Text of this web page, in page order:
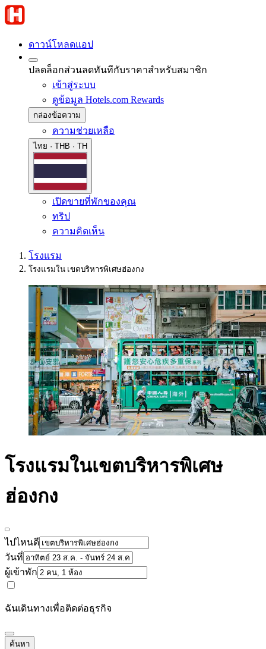
ดาวน์โหลดแอป
ปลดล็อกส่วนลดทันทีกับราคาสำหรับสมาชิก
เข้าสู่ระบบ
ดูข้อมูล Hotels.com Rewards
กล่องข้อความ
ความช่วยเหลือ
ไทย · THB · TH
เปิดขายที่พักของคุณ
ทริป
ความคิดเห็น
โรงแรม
โรงแรมใน เขตบริหารพิเศษฮ่องกง
โรงแรมในเขตบริหารพิเศษ
ฮ่องกง
ไปไหนดี
วันที่
ผู้เข้าพัก
ฉันเดินทางเพื่อติดต่อธุรกิจ
ค้นหา